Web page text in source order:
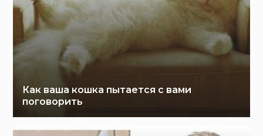
Как ваша кошка пытается с вами
поговорить